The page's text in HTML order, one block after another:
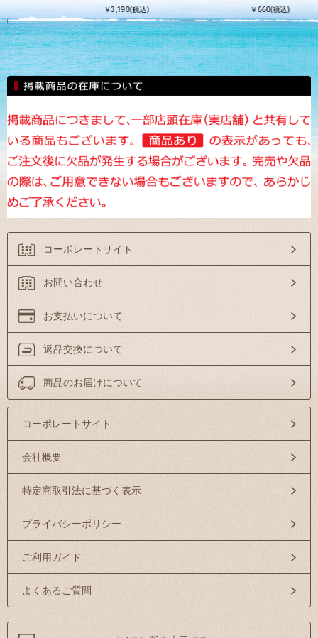
)
￥3,190(税込)
￥660(税込)
コーポレートサイト
お問い合わせ
お支払いについて
返品交換について
商品のお届けについて
コーポレートサイト
会社概要
特定商取引法に基づく表示
プライバシーポリシー
ご利用ガイド
よくあるご質問